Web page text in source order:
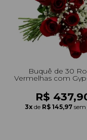
+Presentes
+Presentes
+Presentes
+Presentes
+Tipo de Cesta
+Tipos de
+Tipos de
+Tipos de
+Por Cores
+Cidades do
+Cidades do
+Cidades do
+Cidades do
Buquê de 30
Vermelhas com
R$
3x de R$ 145,97